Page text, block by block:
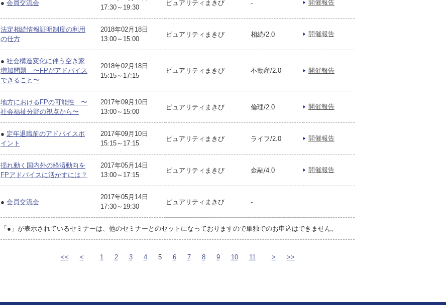
「●」が表示されているセミナーは、他のセミナーとのセットになっておりますので単独でのお申込はできません。
● 会員交流会
17:30～19:30
ピュアリティまきび - 開催報告
法定相続情報証明制度の利用
の仕方
2018年02月18日
13:00～15:00
ピュアリティまきび 相続/2.0 開催報告
● 社会構造変化に伴う空き家
増加問題 〜FPがアドバイス
できること〜
2018年02月18日
15:15～17:15
ピュアリティまきび 不動産/2.0 開催報告
地方におけるFPの可能性 〜
社会福祉分野の視点から〜
2017年09月10日
13:00～15:00
ピュアリティまきび 倫理/2.0 開催報告
● 定年退職前のアドバイスポ
イント
2017年09月10日
15:15～17:15
ピュアリティまきび ライフ/2.0 開催報告
揺れ動く国内外の経済動向を
FPアドバイスに活かすには？
2017年05月14日
13:00～17:15
ピュアリティまきび 金融/4.0 開催報告
● 会員交流会
2017年05月14日
17:30～19:30
ピュアリティまきび -
<< < 1 2 3 4 5 6 7 8 9 10 11 > >>